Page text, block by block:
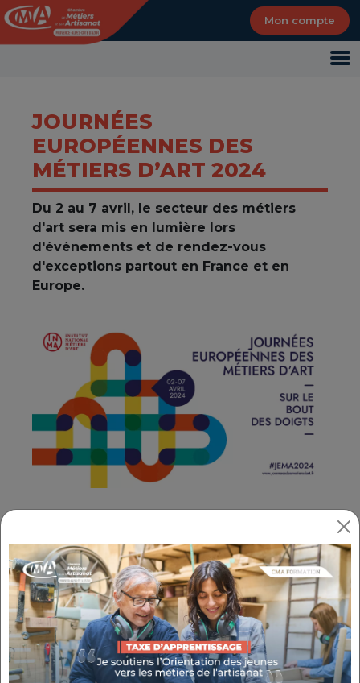
Mon compte
JOURNÉES
EUROPÉENNES DES
MÉTIERS D’ART 2024
Du 2 au 7 avril, le secteur des métiers
d'art sera mis en lumière lors
d'événements et de rendez-vous
d'exceptions partout en France et en
Europe.
les JEMA ont été créées dans le but d'offrir au
grand public un rendez-vous unique avec les
professionnels des métiers d'art. L'occasion de
découvrir des activités et des ateliers encore
aujourd'hui souvent méconnus.
Ces rencontres prennent la forme de portes
Panneau de gestion des cookies